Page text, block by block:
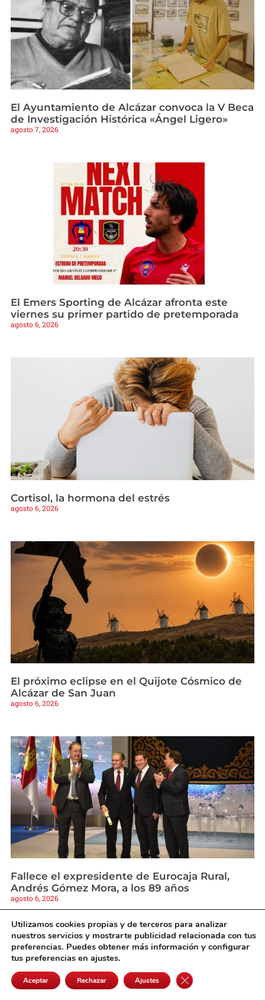
El Ayuntamiento de Alcázar convoca la V Beca
de Investigación Histórica «Ángel Ligero»
agosto 7, 2026
El Emers Sporting de Alcázar afronta este
viernes su primer partido de pretemporada
agosto 6, 2026
Cortisol, la hormona del estrés
agosto 6, 2026
El próximo eclipse en el Quijote Cósmico de
Alcázar de San Juan
agosto 6, 2026
Fallece el expresidente de Eurocaja Rural,
Andrés Gómez Mora, a los 89 años
agosto 6, 2026
Utilizamos cookies propias y de terceros para analizar
nuestros servicios y mostrarte publicidad relacionada con tus
preferencias. Puedes obtener más información y configurar
tus preferencias en ajustes.
Aceptar Rechazar Ajustes Cerrar el banner de